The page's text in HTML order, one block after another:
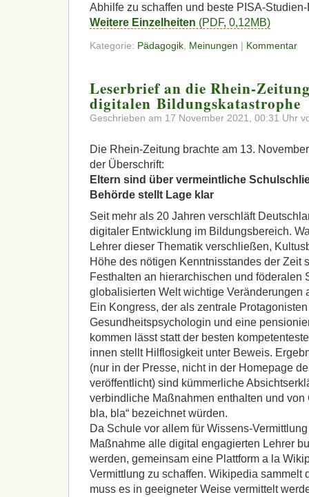
Abhilfe zu schaffen und beste PISA-
Weitere Einzelheiten (PDF, 0,12MB)
Kategorie: Pädagogik Meinungen | Kommentar
Leserbrief an die Rhein-
digitalen Bildungskatastrophe
Geschrieben am 17 November 2021, 00:31 Uhr
Die Rhein-Zeitung brachte am 13.
der Überschrift:
Eltern sind über vermeintliche
Behörde stellt Lage klar
Seit mehr als 20 Jahren verschläft
digitaler Entwicklung im Bildungsbereich.
Lehrer dieser Thematik verschließen,
Höhe des nötigen Kenntnisstandes der Zeit
Festhalten an hierarchischen und föderalen
globalisierten Welt wichtige Veränderungen
Ein Kongress, der als zentrale
Gesundheitspsychologin und eine
kommen lässt statt der besten
innen stellt Hilflosigkeit unter Beweis.
(nur in der Presse, nicht in der Homepage
veröffentlicht) sind kümmerliche
verbindliche Maßnahmen enthalten und von
bla, bla“ bezeichnet würden.
Da Schule vor allem für Wissens-
Maßnahme alle digital engagierten Lehrer
werden, gemeinsam eine Plattform a la
Vermittlung zu schaffen. Wikipedia sammelt
muss es in geeigneter Weise vermittelt